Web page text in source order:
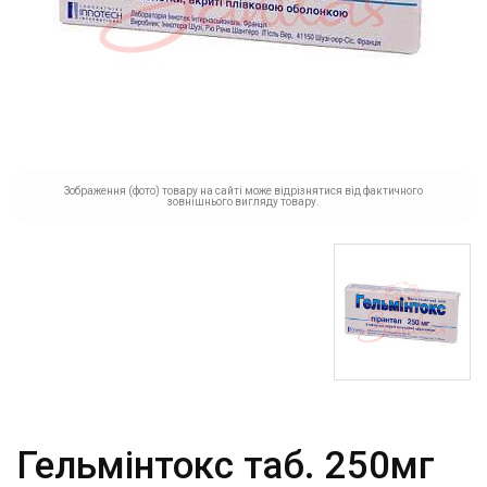
Зображення (фото) товару на сайті може відрізнятися від фактичного
зовнішнього вигляду товару.
Гельмінтокс таб. 250мг